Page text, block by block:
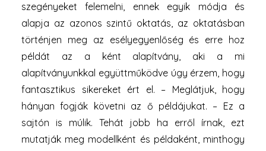
szegényeket felemelni, ennek egyik módja és
alapja az azonos szintű oktatás, az oktatásban
történjen meg az esélyegyenlőség és erre hoz
példát az a ként alapítvány, aki a mi
alapítványunkkal együttműködve úgy érzem, hogy
fantasztikus sikereket ért el. – Meglátjuk, hogy
hányan fogják követni az ő példájukat. – Ez a
sajtón is múlik. Tehát jobb ha erről írnak, ezt
mutatják meg modellként és példaként, minthogy